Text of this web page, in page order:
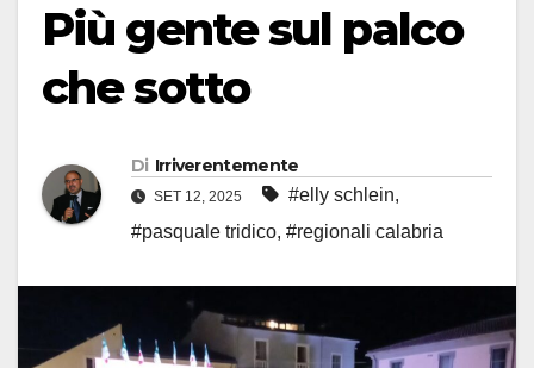
Più gente sul palco
che sotto
Di Irriverentemente
SET 12, 2025 #elly schlein,
#pasquale tridico, #regionali calabria